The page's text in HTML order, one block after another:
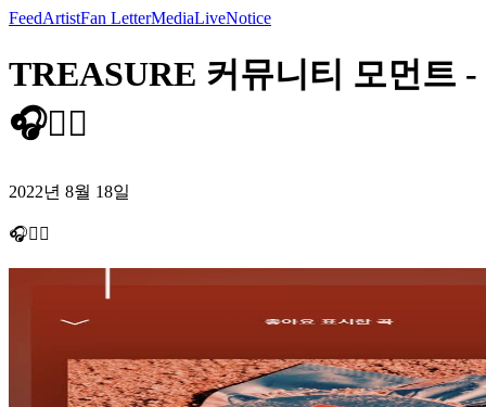
FeedArtistFan LetterMediaLiveNotice
TREASURE 커뮤니티 모먼트 -
🎧🙋‍♂️
2022년 8월 18일
🎧🙋‍♂️